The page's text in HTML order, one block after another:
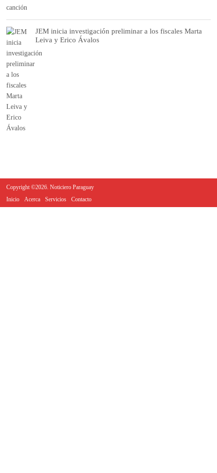
JEM inicia investigación preliminar a los fiscales Marta
Leiva y Erico Ávalos
Copyright ©2026. Noticiero Paraguay
Inicio
Acerca Servicios Contacto